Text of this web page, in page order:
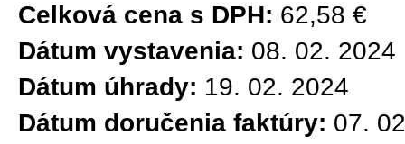
Celková cena s DPH: 62,58 €
Dátum vystavenia: 08. 02. 2024
Dátum úhrady: 19. 02. 2024
Dátum doručenia faktúry: 07.